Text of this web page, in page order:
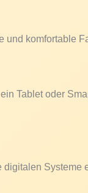
und komfortable
Tablet oder
Systeme